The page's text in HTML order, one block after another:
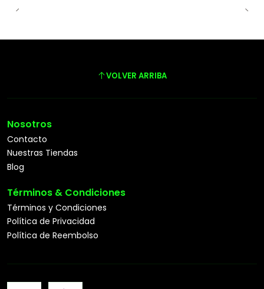
VOLVER ARRIBA
Nosotros
Contacto
Nuestras Tiendas
Blog
Términos & Condiciones
Términos y Condiciones
Política de Privacidad
Política de Reembolso